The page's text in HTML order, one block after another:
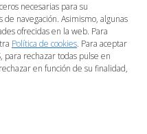
necesarias para su
navegación. Asimismo, algunas
ofrecidas en la web. Para
Política de cookies. Para aceptar
para rechazar todas pulse en
en función de su finalidad,